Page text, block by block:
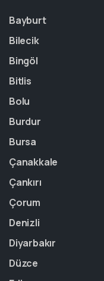
Bayburt
Bilecik
Bingöl
Bitlis
Bolu
Burdur
Bursa
Çanakkale
Çankırı
Çorum
Denizli
Diyarbakır
Düzce